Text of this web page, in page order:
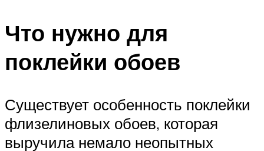
Что нужно для
поклейки обоев
Существует особенность поклейки
флизелиновых обоев, которая
выручила немало неопытных